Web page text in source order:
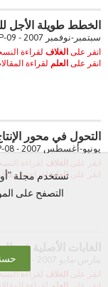
الخطط طويلة الأجل
سبتمبر-نوفمبر 2007 - Op-CP-09
انقر على الغلاف لقراءة
انقر على العلم لقراءة
التحول في محور
يونيو-أغسطس 2007 - Op-CP-08
انقر على الغلاف لقراءة
انقر علىالعلملقراءة
الغابات الأصلية في
انقر على الغلاف لقراءة
تستخدم مجلة
التصفح على